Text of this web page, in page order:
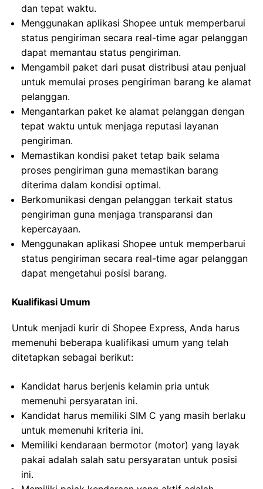
dan tepat waktu.
Menggunakan aplikasi Shopee untuk memperbarui
status pengiriman secara real-time agar pelanggan
dapat memantau status pengiriman.
Mengambil paket dari pusat distribusi atau penjual
untuk memulai proses pengiriman barang ke alamat
pelanggan.
Mengantarkan paket ke alamat pelanggan dengan
tepat waktu untuk menjaga reputasi layanan
pengiriman.
Memastikan kondisi paket tetap baik selama
proses pengiriman guna memastikan barang
diterima dalam kondisi optimal.
Berkomunikasi dengan pelanggan terkait status
pengiriman guna menjaga transparansi dan
kepercayaan.
Menggunakan aplikasi Shopee untuk memperbarui
status pengiriman secara real-time agar pelanggan
dapat mengetahui posisi barang.
Kualifikasi Umum
Untuk menjadi kurir di Shopee Express, Anda harus
memenuhi beberapa kualifikasi umum yang telah
ditetapkan sebagai berikut:
Kandidat harus berjenis kelamin pria untuk
memenuhi persyaratan ini.
Kandidat harus memiliki SIM C yang masih berlaku
untuk memenuhi kriteria ini.
Memiliki kendaraan bermotor (motor) yang layak
pakai adalah salah satu persyaratan untuk posisi
ini.